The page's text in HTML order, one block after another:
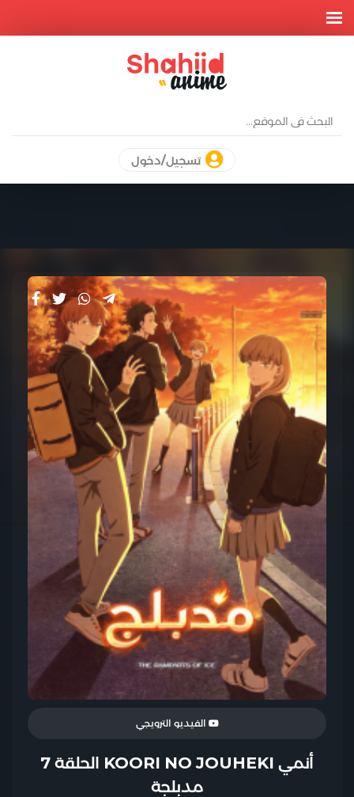
تسجيل/دخول
الفيديو الترويجي
أنمي KOORI NO JOUHEKI الحلقة 7
مدبلجة